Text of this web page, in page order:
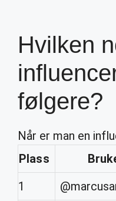
Hvilken
følgere?
Når er man en
Plass
1